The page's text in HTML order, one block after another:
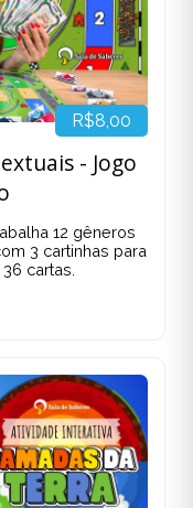
R$8,00
- Jogo
12 gêneros
3 cartinhas para
cartas.